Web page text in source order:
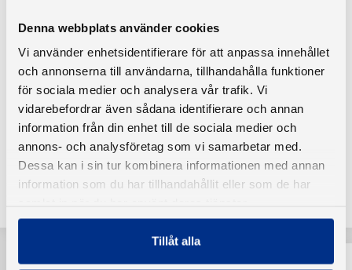
Denna webbplats använder cookies
Vi använder enhetsidentifierare för att anpassa innehållet
och annonserna till användarna, tillhandahålla funktioner
för sociala medier och analysera vår trafik. Vi
vidarebefordrar även sådana identifierare och annan
information från din enhet till de sociala medier och
annons- och analysföretag som vi samarbetar med.
Dessa kan i sin tur kombinera informationen med annan
information som du har tillhandahållit eller som de har
Tillåt alla
Många av de frågor som diskuterades återfinns i Svenska
Båtunionens båtpolitiska program. I flera av dessa frågor
råder stor samsyn mellan riksdagspartierna och Svenska
Båtunionen, medan det i andra frågor fortfarande finns
skillnader i synsätt och prioriteringar.
Tillbaka